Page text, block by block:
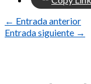
← Entrada anterior
Entrada siguiente →